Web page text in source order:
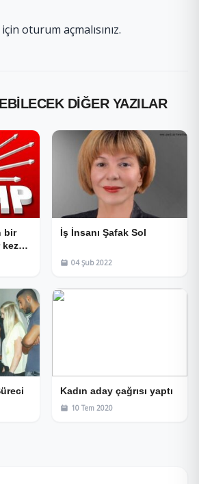
oturum açmalısınız.
DIĞER YAZILAR
bir
kez
İş İnsanı Şafak Sol
04 Şub 2022
Kadın aday çağrısı yaptı
10 Tem 2020